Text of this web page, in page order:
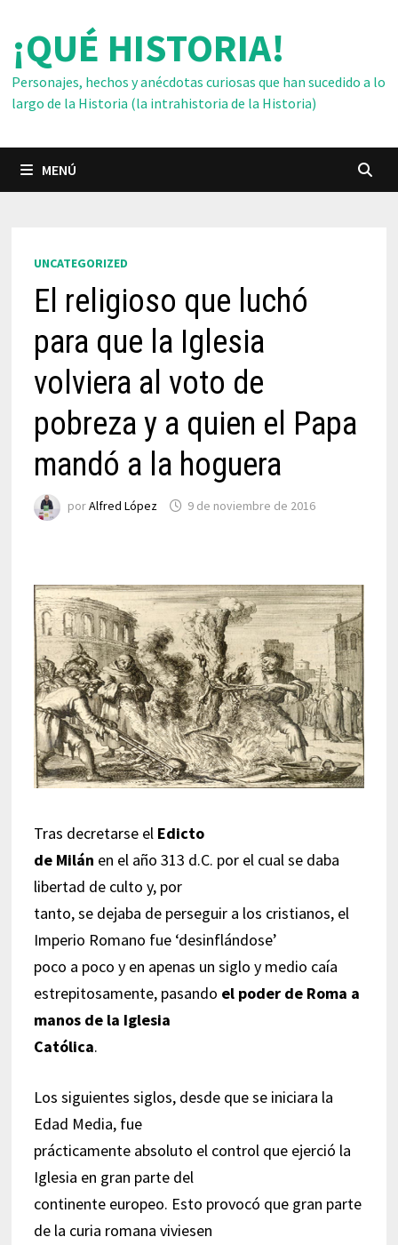
contenido
¡QUÉ HISTORIA!
Personajes, hechos y anécdotas curiosas que han sucedido a lo
largo de la Historia (la intrahistoria de la Historia)
MENÚ
UNCATEGORIZED
El religioso que luchó
para que la Iglesia
volviera al voto de
pobreza y a quien el Papa
mandó a la hoguera
porAlfred López 9 de noviembre de 2016
Tras decretarse el Edicto
de Milán en el año 313 d.C. por el cual se daba
libertad de culto y, por
tanto, se dejaba de perseguir a los cristianos, el
Imperio Romano fue ‘desinflándose’
poco a poco y en apenas un siglo y medio caía
estrepitosamente, pasando el poder de Roma a
manos de la Iglesia
Católica.
Los siguientes siglos, desde que se iniciara la
Edad Media, fue
prácticamente absoluto el control que ejerció la
Iglesia en gran parte del
continente europeo. Esto provocó que gran parte
de la curia romana viviesen